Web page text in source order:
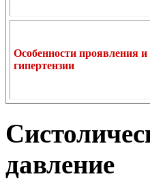
Особенности проявления
гипертензии
давление